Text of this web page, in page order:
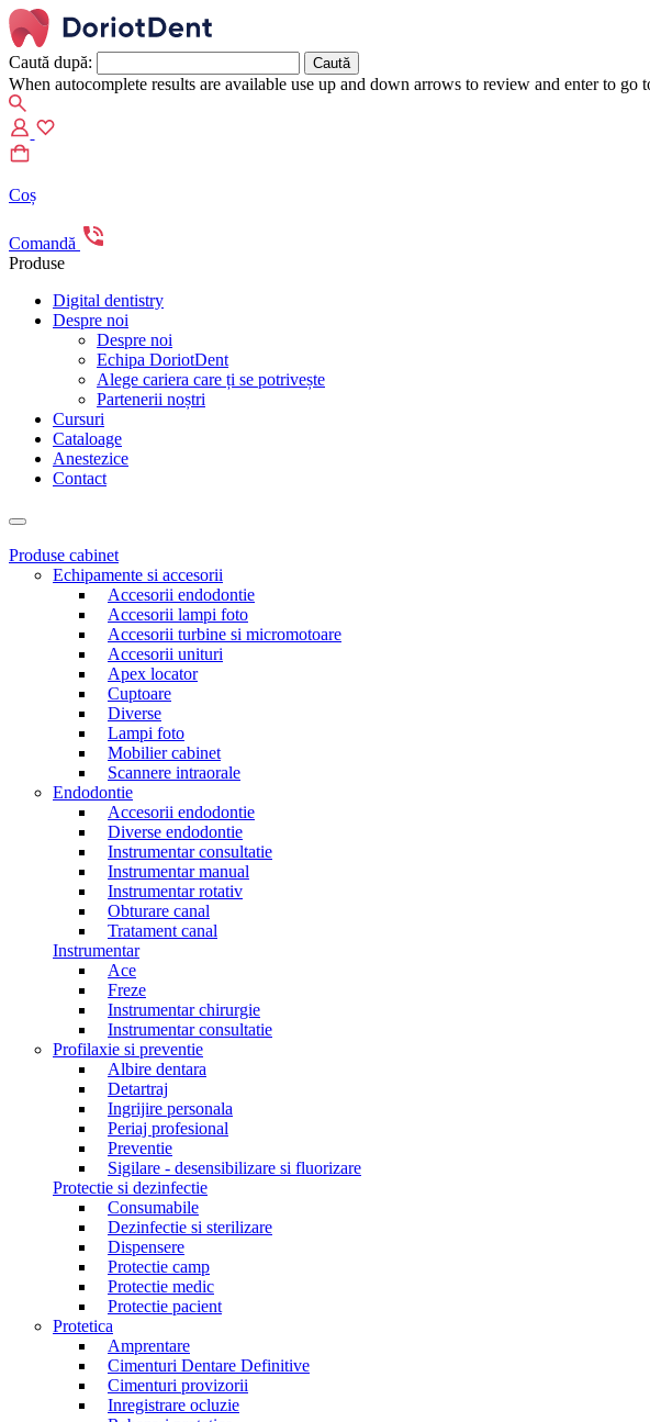
Caută după:
When autocomplete results are available use up and down arrows to review and enter to
Coș
Comandă
Produse
Digital dentistry
Despre noi
Despre noi
Echipa DoriotDent
Alege cariera care ți se potrivește
Partenerii noștri
Cursuri
Cataloage
Anestezice
Contact
Produse cabinet
Echipamente si accesorii
Accesorii endodontie
Accesorii lampi foto
Accesorii turbine si micromotoare
Accesorii unituri
Apex locator
Cuptoare
Diverse
Lampi foto
Mobilier cabinet
Scannere intraorale
Endodontie
Accesorii endodontie
Diverse endodontie
Instrumentar consultatie
Instrumentar manual
Instrumentar rotativ
Obturare canal
Tratament canal
Instrumentar
Ace
Freze
Instrumentar chirurgie
Instrumentar consultatie
Profilaxie si preventie
Albire dentara
Detartraj
Ingrijire personala
Periaj profesional
Preventie
Sigilare - desensibilizare si fluorizare
Protectie si dezinfectie
Consumabile
Dezinfectie si sterilizare
Dispensere
Protectie camp
Protectie medic
Protectie pacient
Protetica
Amprentare
Cimenturi Dentare Definitive
Cimenturi provizorii
Inregistrare ocluzie